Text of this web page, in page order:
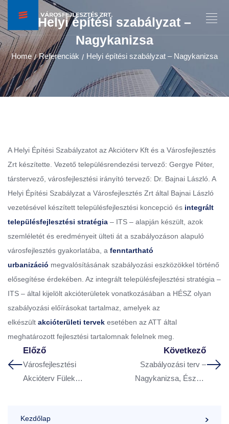
Helyi építési szabályzat –
Nagykanizsa
Home / Referenciák / Helyi építési szabályzat – Nagykanizsa
A Helyi Építési Szabályzatot az Akcióterv Kft és a Városfejlesztés
Zrt készítette. Vezető településrendezési tervező: Gergye Péter,
társtervező, városfejlesztési irányító tervező: Dr. Bajnai László. A
Helyi Építési Szabályzat a Városfejlesztés Zrt által Bajnai László
vezetésével készített településfejlesztési koncepció és integrált
településfejlesztési stratégia – ITS – alapján készült, azok
szemléletét és eredményeit ülteti át a szabályozáson alapuló
városfejlesztés gyakorlatába, a fenntartható
urbanizáció megvalósításának szabályozási eszközökkel történő
elősegítése érdekében. Az integrált településfejlesztési stratégia –
ITS – által kijelölt akcióterületek vonatkozásában a HÉSZ olyan
szabályozási előírásokat tartalmaz, amelyek az
elkészült akcióterületi tervek esetében az ATT által
meghatározott fejlesztési tartalomnak felelnek meg.
Előző
Városfejlesztési
Akcióterv Fülek
Következő
Szabályozási terv –
Nagykanizsa, Északi
Kezdőlap